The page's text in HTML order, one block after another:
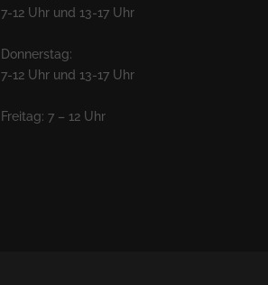
7-12 Uhr und 13-17 Uhr
Donnerstag:
7-12 Uhr und 13-17 Uhr
Freitag: 7 – 12 Uhr